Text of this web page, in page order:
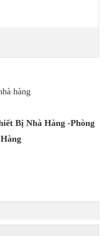
hàng
Bị Nhà Hàng -Phòng